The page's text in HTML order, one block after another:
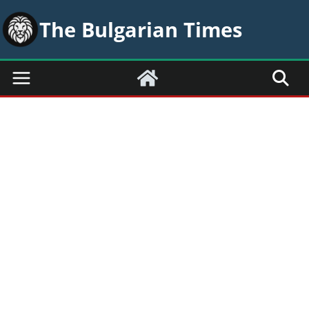
Skip
to
content
The Bulgarian Times